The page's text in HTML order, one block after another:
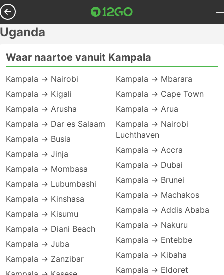
Uganda
Waar naartoe vanuit Kampala
Kampala → Nairobi
Kampala → Kigali
Kampala → Arusha
Kampala → Dar es Salaam
Kampala → Busia
Kampala → Jinja
Kampala → Mombasa
Kampala → Lubumbashi
Kampala → Kinshasa
Kampala → Kisumu
Kampala → Diani Beach
Kampala → Juba
Kampala → Zanzibar
Kampala → Mbarara
Kampala → Cape Town
Kampala → Arua
Kampala → Nairobi
Luchthaven
Kampala → Accra
Kampala → Dubai
Kampala → Brunei
Kampala → Machakos
Kampala → Addis Ababa
Kampala → Nakuru
Kampala → Entebbe
Kampala → Kibaha
Kampala → Eldoret